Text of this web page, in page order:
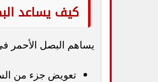
كيف يساعد
يساهم البصل الأحمر
تعويض جزء من